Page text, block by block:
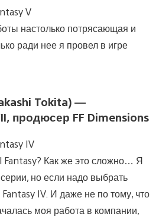
V
настолько потрясающая и
ради нее я провел в игре
Tokita) —
продюсер FF Dimensions
IV
Fantasy? Как же это сложно… Я
но если надо выбрать
IV. И даже не по тому, что
моя работа в компании,